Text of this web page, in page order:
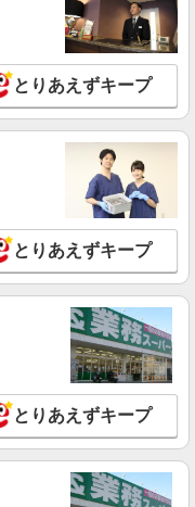
円 〜 260200 円
テラスモール湘南3階
詳細を見る
の携帯販売スタッフ
円 固定残業代:
時間相当） ＊時間外手当
かわらず、固定残業代と
える時間外労働分は法
す。 試用期間あり 3ヶ月
イフタウン店 神奈川県
詳細を見る
社（T12_254）
ョップ藤沢村岡店≫
別途規定支給
とりあえずキープ
とりあえずキープ
とりあえずキープ